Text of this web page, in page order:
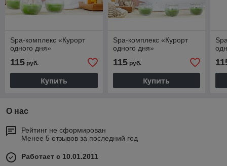
Spa-комплекс «Курорт
одного дня»
115 руб.
Купить
Spa-комплекс «Курорт
одного дня»
115руб.
Купить
О нас
Рейтинг не сформирован
Менее 5 отзывов за последний год
Работает с 10.01.2011